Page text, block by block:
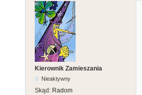
Kierownik Zamieszania
Nieaktywny
Skąd: Radom